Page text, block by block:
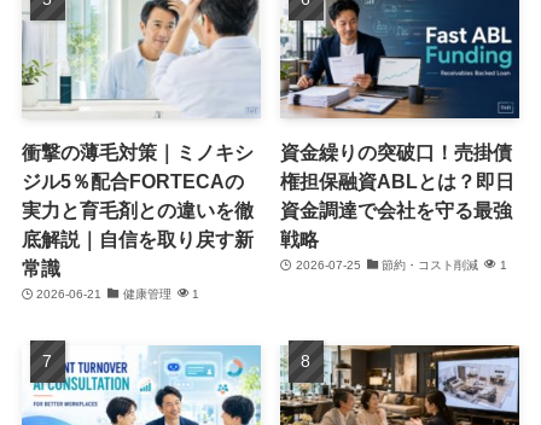
衝撃の薄毛対策｜ミノキシ
ジル5％配合FORTECAの
実力と育毛剤との違いを徹
底解説｜自信を取り戻す新
常識
2026-06-21 健康管理 1
資金繰りの突破口！売掛債
権担保融資ABLとは？即日
資金調達で会社を守る最強
戦略
2026-07-25 節約・コスト削減 1